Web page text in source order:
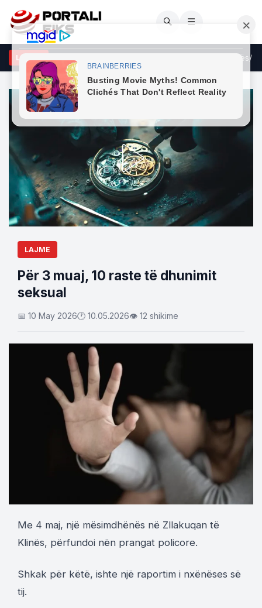
🔍 ☰
LAJMEkërkojnë dorëheqjen e panegociueshme të Edi Ramës/
LAJME
Për 3 muaj, 10 raste të dhunimit
seksual
📅 10 May 2026🕐 10.05.2026👁 12 shikime
Me 4 maj, një mësimdhënës në Zllakuqan të
Klinës, përfundoi nën prangat policore.
Shkak për këtë, ishte një raportim i nxënëses së
tij.